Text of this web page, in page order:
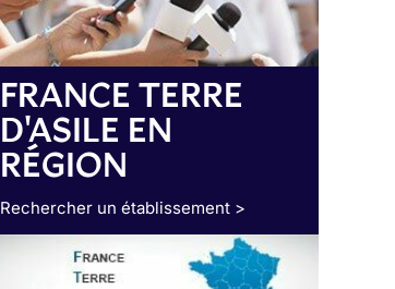
FRANCE TERRE
D'ASILE EN
RÉGION
Rechercher un établissement >